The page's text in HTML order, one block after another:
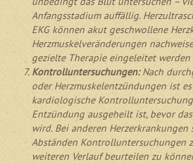
Anfangsstadium auffällig.
EKG können akut geschwollene
Herzmuskelveränderungen
gezielte Therapie eingeleitet werden
Kontrolluntersuchungen:Nach
oder Herzmuskelentzündungen ist
kardiologische
Entzündung ausgeheilt ist, bevor
wird. Bei anderen
Abständen Kontrolluntersuchungen
weiteren Verlauf beurteilen zu